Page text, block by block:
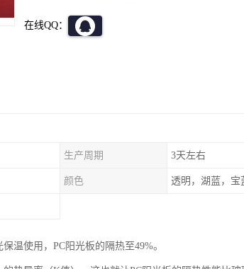
在线QQ：
生产周期 3天左右
颜色 透明，湖蓝，宝
温使用，PC阳光板的隔热至49%。